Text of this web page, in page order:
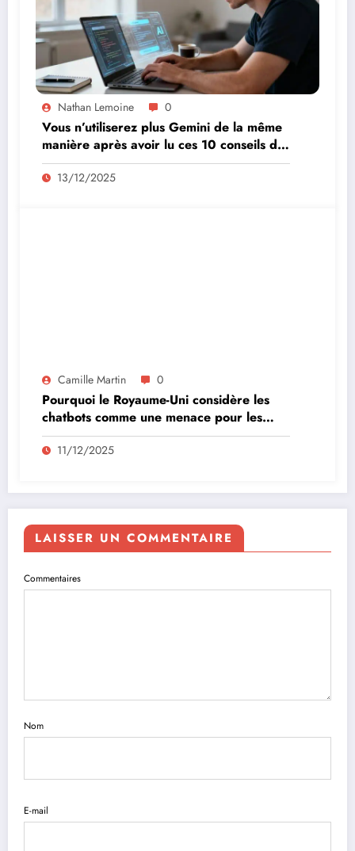
Nathan Lemoine 0
Vous n’utiliserez plus Gemini de la même
manière après avoir lu ces 10 conseils de
Google
13/12/2025
Camille Martin 0
Pourquoi le Royaume-Uni considère les
chatbots comme une menace pour les
enfants ?
11/12/2025
LAISSER UN COMMENTAIRE
Commentaires
Nom
E-mail